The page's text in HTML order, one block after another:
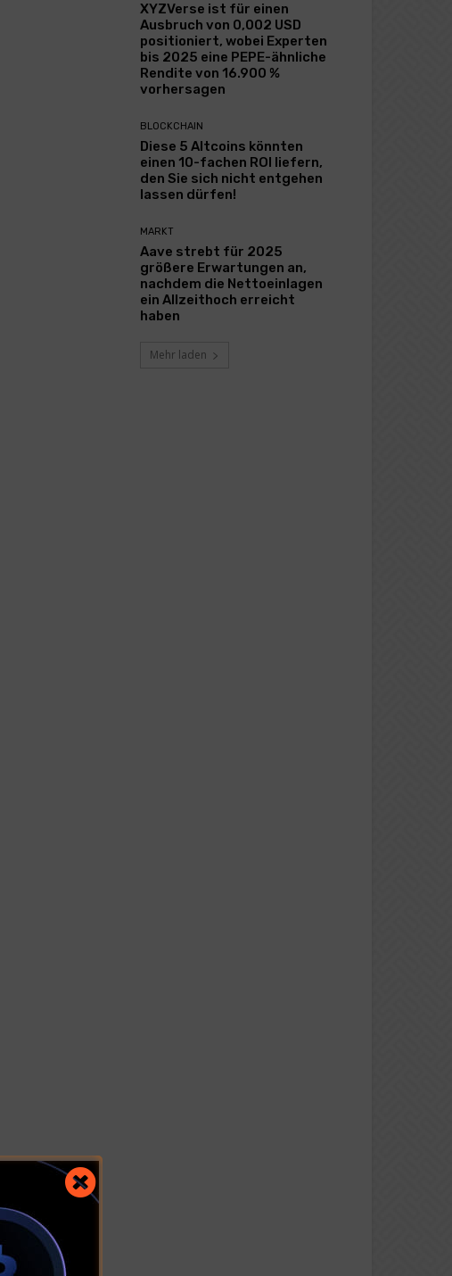
XYZVerse ist für einen
Ausbruch von 0,002 USD
positioniert, wobei Experten
bis 2025 eine PEPE-ähnliche
Rendite von 16.900 %
vorhersagen
BLOCKCHAIN
Diese 5 Altcoins könnten
einen 10-fachen ROI liefern,
den Sie sich nicht entgehen
lassen dürfen!
MARKT
Aave strebt für 2025
größere Erwartungen an,
nachdem die Nettoeinlagen
ein Allzeithoch erreicht
haben
Mehr laden